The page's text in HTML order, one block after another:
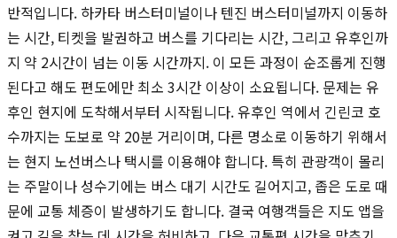
반적입니다. 하카타 버스터미널이나 텐진 버스터미널까지 이동하
는 시간, 티켓을 발권하고 버스를 기다리는 시간, 그리고 유후인까
지 약 2시간이 넘는 이동 시간까지. 이 모든 과정이 순조롭게 진행
된다고 해도 편도에만 최소 3시간 이상이 소요됩니다. 문제는 유
후인 현지에 도착해서부터 시작됩니다. 유후인 역에서 긴린코 호
수까지는 도보로 약 20분 거리이며, 다른 명소로 이동하기 위해서
는 현지 노선버스나 택시를 이용해야 합니다. 특히 관광객이 몰리
는 주말이나 성수기에는 버스 대기 시간도 길어지고, 좁은 도로 때
문에 교통 체증이 발생하기도 합니다. 결국 여행객들은 지도 앱을